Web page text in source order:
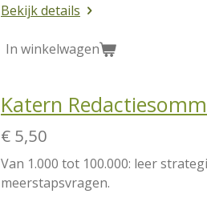
Bekijk details
In winkelwagen
Katern
€ 5,50
Van 1.000 tot 100.000: leer
meerstapsvragen.